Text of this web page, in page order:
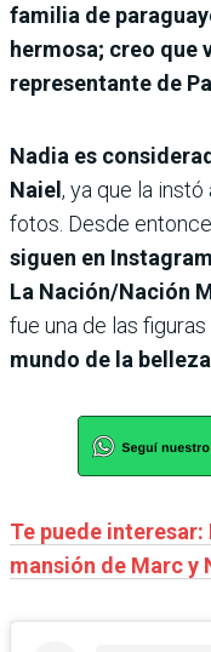
familia de
hermosa; creo que
representante de
Nadia es
Naiel, ya que la
fotos. Desde
siguen en
La Nación/Nación
fue una de las
mundo de la belleza
Te puede
mansión de Marc y